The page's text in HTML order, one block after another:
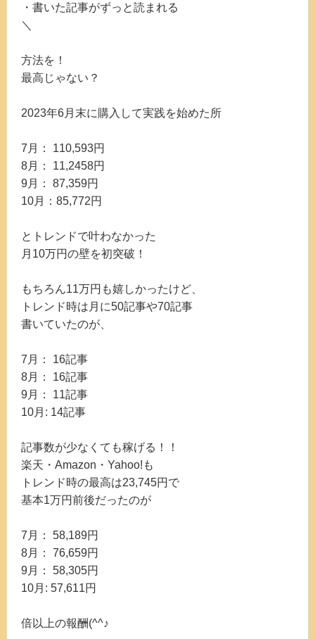
・書いた記事がずっと読まれる
＼
方法を！
最高じゃない？
2023年6月末に購入して実践を始めた所
7月： 110,593円
8月： 11,2458円
9月： 87,359円
10月：85,772円
とトレンドで叶わなかった
月10万円の壁を初突破！
もちろん11万円も嬉しかったけど、
トレンド時は月に50記事や70記事
書いていたのが、
7月： 16記事
8月： 16記事
9月： 11記事
10月: 14記事
記事数が少なくても稼げる！！
楽天・Amazon・Yahoo!も
トレンド時の最高は23,745円で
基本1万円前後だったのが
7月： 58,189円
8月： 76,659円
9月： 58,305円
10月: 57,611円
倍以上の報酬(^^♪